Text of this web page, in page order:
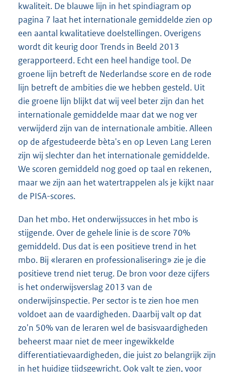
kwaliteit. De blauwe lijn in het spindiagram op
pagina 7 laat het internationale gemiddelde zien op
een aantal kwalitatieve doelstellingen. Overigens
wordt dit keurig door Trends in Beeld 2013
gerapporteerd. Echt een heel handige tool. De
groene lijn betreft de Nederlandse score en de rode
lijn betreft de ambities die we hebben gesteld. Uit
die groene lijn blijkt dat wij veel beter zijn dan het
internationale gemiddelde maar dat we nog ver
verwijderd zijn van de internationale ambitie. Alleen
op de afgestudeerde bèta's en op Leven Lang Leren
zijn wij slechter dan het internationale gemiddelde.
We scoren gemiddeld nog goed op taal en rekenen,
maar we zijn aan het watertrappelen als je kijkt naar
de PISA-scores.
Dan het mbo. Het onderwijssucces in het mbo is
stijgende. Over de gehele linie is de score 70%
gemiddeld. Dus dat is een positieve trend in het
mbo. Bij «leraren en professionalisering» zie je die
positieve trend niet terug. De bron voor deze cijfers
is het onderwijsverslag 2013 van de
onderwijsinspectie. Per sector is te zien hoe men
voldoet aan de vaardigheden. Daarbij valt op dat
zo'n 50% van de leraren wel de basisvaardigheden
beheerst maar niet de meer ingewikkelde
differentiatievaardigheden, die juist zo belangrijk zijn
in het huidige tijdsgewricht. Ook valt te zien, voor